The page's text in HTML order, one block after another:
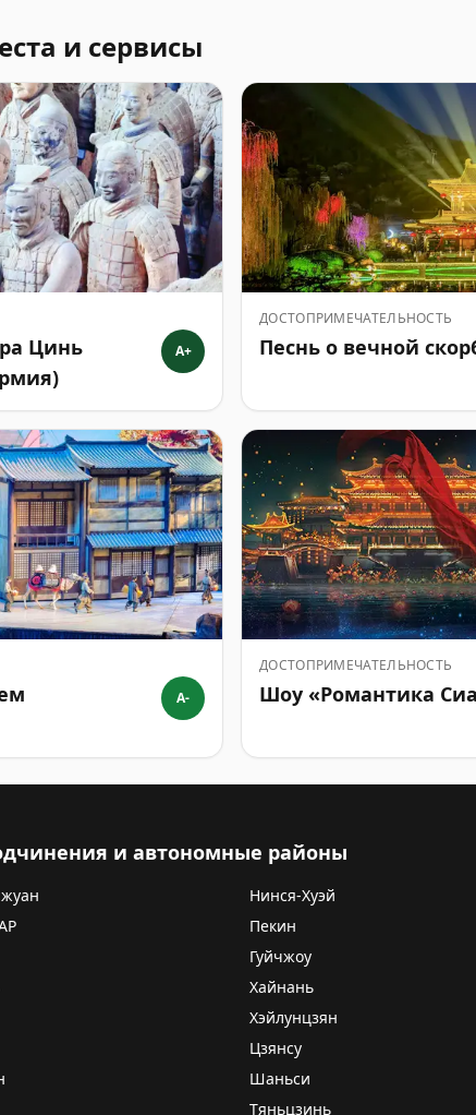
и сервисы
Цинь
A+
ДОСТОПРИМЕЧАТЕЛЬНОСТЬ
Песнь о вечной
A-
ДОСТОПРИМЕЧАТЕЛЬНОСТЬ
Шоу «Романтика
и автономные районы
Нинся-Хуэй
Пекин
Гуйчжоу
Хайнань
Хэйлунцзян
Цзянсу
Шаньси
Тяньцзинь